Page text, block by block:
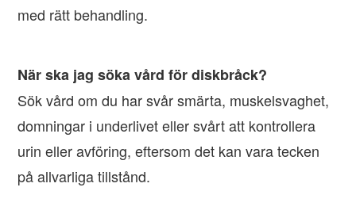
med rätt behandling.
När ska jag söka vård för diskbråck?
Sök vård om du har svår smärta, muskelsvaghet,
domningar i underlivet eller svårt att kontrollera
urin eller avföring, eftersom det kan vara tecken
på allvarliga tillstånd.